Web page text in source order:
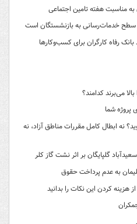
به مناسبت هفته تامین اجتماعی
سطح خدمات‌رسانی به بازنشستگان است
رفاه کارگران برای کسب‌وکارها
می‌برند کدامند؟
پروژه شما
نه ابطال کامل مقررات مناطق آزاد، نه
به عدم پرداخت حقوق
کردن این نکات را بدانید